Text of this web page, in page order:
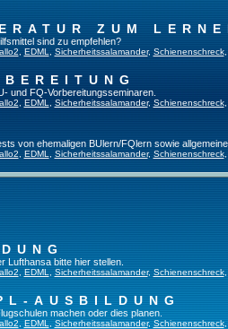
ZUM
sind zu empfehlen?
EDML Sicherheitssalamander, Schienenschreck,
und FQ-Vorbereitungsseminaren.
EDML Sicherheitssalamander, Schienenschreck,
von ehemaligen BUlern/FQlern sowie
EDML Sicherheitssalamander, Schienenschreck,
Lufthansa bitte hier stellen.
EDML Sicherheitssalamander, Schienenschreck,
AUSBILDUNG
machen oder dies planen.
EDML Sicherheitssalamander, Schienenschreck,